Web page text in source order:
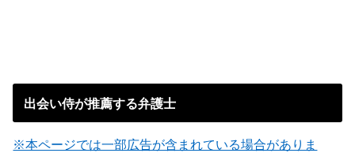
出会い侍が推薦する弁護士
※本ページでは一部広告が含まれている場合がありま